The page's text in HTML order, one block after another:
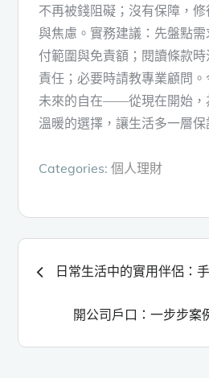
不再被錢阻礙；沒有保障，
與焦慮。實務建議：先盤點
付範圍與免責額；閱讀條款
責任；必要時請教專業顧問
未來的自在——從現在開始，
溫暖的選擇，讓生活多一層保
Categories:個人理財
文
導
日常生活中的實用伴侶：
開公司戶口：一步步案